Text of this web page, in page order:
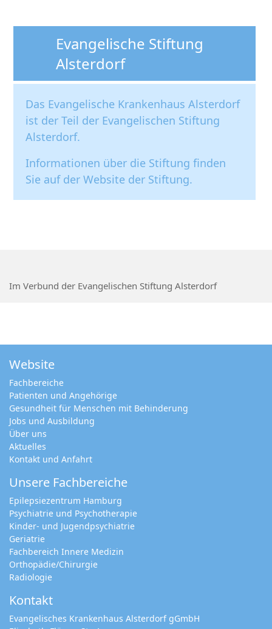
Evangelische Stiftung
Alsterdorf
Das Evangelische Krankenhaus Alsterdorf
ist der Teil der Evangelischen Stiftung
Alsterdorf.
Informationen über die Stiftung finden
Sie auf derWebsite der Stiftung.
Ich akzeptiere die
Datenschutzrichtlinien des EKA und
habe diese gelesen.
Kontakt Julia Bömelburg
Datenschutzrichtlinien des EKA und
habe diese gelesen.
Im Verbund der Evangelischen Stiftung Alsterdorf
Website
Fachbereiche
Patienten und Angehörige
Gesundheit für Menschen mit Behinderung
Jobs und Ausbildung
Über uns
Aktuelles
Kontakt und Anfahrt
Unsere Fachbereiche
Epilepsiezentrum Hamburg
Psychiatrie und Psychotherapie
Kinder- und Jugendpsychiatrie
Geriatrie
Fachbereich Innere Medizin
Orthopädie/Chirurgie
Radiologie
Kontakt
Evangelisches Krankenhaus Alsterdorf gGmbH